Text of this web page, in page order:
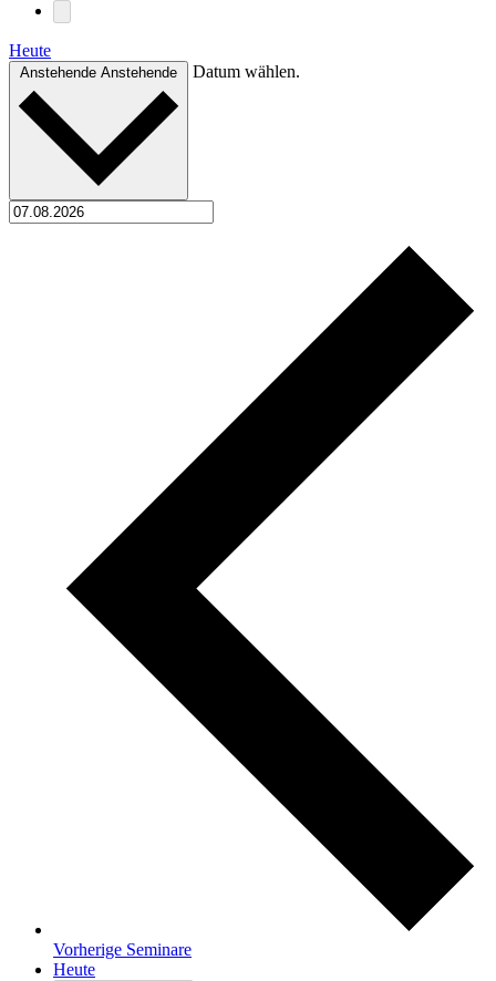
Heute
Anstehende Anstehende Datum wählen.
Vorherige Seminare
Heute